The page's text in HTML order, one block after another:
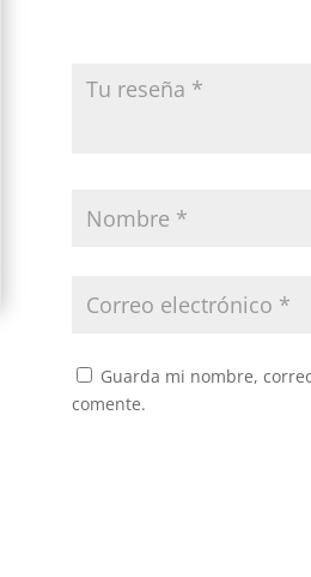
Guarda mi nombre,
comente.